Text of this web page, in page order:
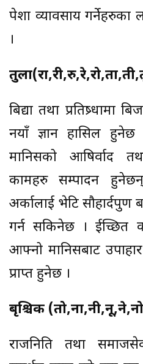
पेशा व्यावसाय
।
बिद्या तथा
नयाँ ज्ञान हासिल
मानिसको आषिर्वाद
कामहरु सम्पादन
अर्कालाई भेटि सौहार्दपुण
गर्न सकिनेछ । ईच्छित
आफ्नो मानिसबाट
प्राप्त हुनेछ ।
बृश्चिक
राजनिति तथा